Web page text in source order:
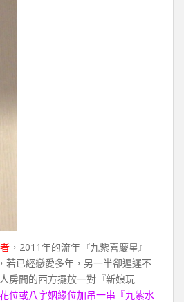
，2011年的流年『九紫喜慶星』
若已經戀愛多年，另一半卻遲遲不
房間的西方擺放一對『新娘玩
位或八字姻緣位加吊一串『九紫水